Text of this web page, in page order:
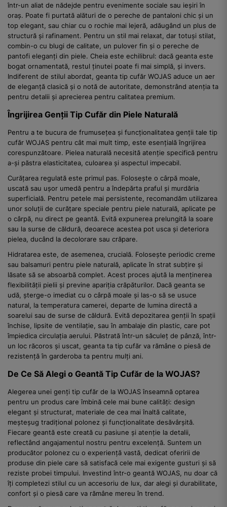
într-un aliat de nădejde pentru evenimente sociale sau ieșiri în
oraș. Poate fi purtată alături de o pereche de pantaloni chic și un
top elegant, sau chiar cu o rochie mai lejeră, adăugând un plus de
structură și rafinament. Pentru un stil mai relaxat, dar totuși stilat,
combin-o cu blugi de calitate, un pulover fin și o pereche de
pantofi eleganți din piele. Cheia este echilibrul: dacă geanta este
bogat ornamentată, restul ținutei poate fi mai simplă, și invers.
Indiferent de stilul abordat, geanta tip cufăr WOJAS aduce un aer
de eleganță clasică și o notă de autoritate, demonstrând atenția ta
pentru detalii și aprecierea pentru calitatea premium.
Îngrijirea Genții Tip Cufăr din Piele Naturală
Pentru a te bucura de frumusețea și funcționalitatea genții tale tip
cufăr WOJAS pentru cât mai mult timp, este esențială îngrijirea
corespunzătoare. Pielea naturală necesită atenție specifică pentru
a-și păstra elasticitatea, culoarea și aspectul impecabil.
Curățarea regulată este primul pas. Folosește o cârpă moale,
uscată sau ușor umedă pentru a îndepărta praful și murdăria
superficială. Pentru petele mai persistente, recomandăm utilizarea
unor soluții de curățare speciale pentru piele naturală, aplicate pe
o cârpă, nu direct pe geantă. Evită expunerea prelungită la soare
sau la surse de căldură, deoarece acestea pot usca și deteriora
pielea, ducând la decolorare sau crăpare.
Hidratarea este, de asemenea, crucială. Folosește periodic creme
sau balsamuri pentru piele naturală, aplicate în strat subțire și
lăsate să se absoarbă complet. Acest proces ajută la menținerea
flexibilității pielii și previne apariția crăpăturilor. Dacă geanta se
udă, șterge-o imediat cu o cârpă moale și las-o să se usuce
natural, la temperatura camerei, departe de lumina directă a
soarelui sau de surse de căldură. Evită depozitarea genții în spații
închise, lipsite de ventilație, sau în ambalaje din plastic, care pot
împiedica circulația aerului. Păstrată într-un săculeț de pânză, într-
un loc răcoros și uscat, geanta ta tip cufăr va rămâne o piesă de
rezistență în garderoba ta pentru mulți ani.
De Ce Să Alegi o Geantă Tip Cufăr de la WOJAS?
Alegerea unei genți tip cufăr de la WOJAS înseamnă optarea
pentru un produs care îmbină cele mai bune calități: design
elegant și structurat, materiale de cea mai înaltă calitate,
meșteșug tradițional polonez și funcționalitate desăvârșită.
Fiecare geantă este creată cu pasiune și atenție la detalii,
reflectând angajamentul nostru pentru excelență. Suntem un
producător polonez cu o experiență vastă, dedicat oferirii de
produse din piele care să satisfacă cele mai exigente gusturi și să
reziste probei timpului. Investind într-o geantă WOJAS, nu doar că
îți completezi stilul cu un accesoriu de lux, dar alegi și durabilitate,
confort și o piesă care va rămâne mereu în trend.